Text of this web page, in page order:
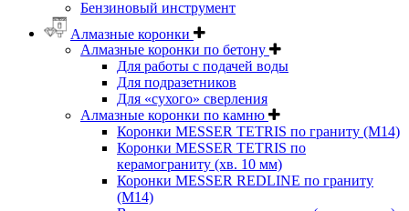
Бензиновый инструмент
Алмазные коронки
Алмазные коронки по бетону
Для работы с подачей воды
Для подразетников
Для «сухого» сверления
Алмазные коронки по камню
Коронки MESSER TETRIS по граниту (М14)
Коронки MESSER TETRIS по
керамограниту (хв. 10 мм)
Коронки MESSER REDLINE по граниту
(М14)